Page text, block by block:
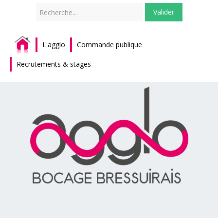
Valider
L'agglo Commande publique
Recrutements & stages